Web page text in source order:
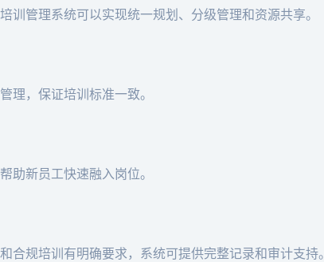
训管理系统可以实现统一规划、分级管理和资源共享。
理，保证培训标准一致。
助新员工快速融入岗位。
合规培训有明确要求，系统可提供完整记录和审计支持。